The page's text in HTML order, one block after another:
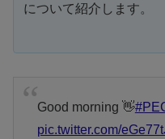
について紹介します。
Good morning 👋
pic.twitter.com/